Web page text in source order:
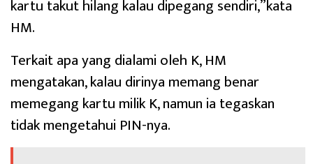
kartu takut hilang kalau dipegang sendiri,”kata
HM.
Terkait apa yang dialami oleh K, HM
mengatakan, kalau dirinya memang benar
memegang kartu milik K, namun ia tegaskan
tidak mengetahui PIN-nya.